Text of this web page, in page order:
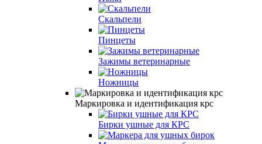
Скальпели
Пинцеты
Зажимы ветеринарные
Ножницы
Маркировка и идентификация крс
Бирки ушные для КРС